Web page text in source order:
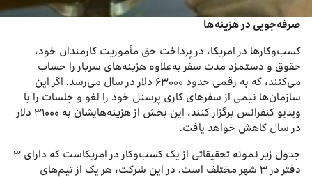
صرفه‌جویی در هزینه‌ها
کسب‌و‌کارها در امریکا، در پرداخت حق مأموریت کارمندان خود،
حقوق و دستمزد مدت سفر به‌علاوه هزینه‌های سربار را حساب
می‌کنند، که به رقمی حدود ۶۳۰۰۰ دلار در سال می‌رسد. اگر این
سازمان‌ها نیمی از سفرهای کاری پرسنل خود را لغو و جلسات را با
ویدیو کنفرانس برگزار کنند، این بخش از هزینه‌هایشان به ۳۱۰۰۰ دلار
در سال کاهش خواهد یافت.
جدول زیر نمونه تحقیقاتی از یک کسب‌وکار در امریکاست که دارای ۳
دفتر در ۳ شهر مختلف است. در این شرکت، هر یک از تیم‌های